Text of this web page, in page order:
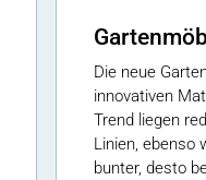
Die neue
innovativen
Trend liegen
Linien, ebenso
bunter, desto